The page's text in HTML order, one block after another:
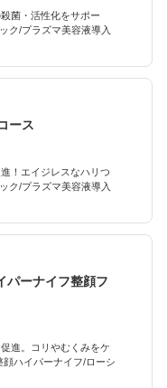
菌・活性化をサポー
ク/プラズマ美容液導入
ース
！エイジレスなハリつ
ク/プラズマ美容液導入
パーナイフ整顔フ
進。コリやむくみをケ
ハイパーナイフ/ローシ